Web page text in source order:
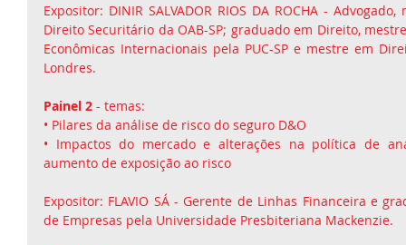
Expositor: DINIR SALVADOR RIOS DA ROCHA -
Direito Securitário da OAB-SP; graduado em Direito,
Econômicas Internacionais pela PUC-SP e mestre em
Londres.
Painel 2 - temas:
• Pilares da análise de risco do seguro D&O
• Impactos do mercado e alterações na política de
aumento de exposição ao risco
Expositor: FLAVIO SÁ - Gerente de Linhas Financeira e
de Empresas pela Universidade Presbiteriana Mackenzie.